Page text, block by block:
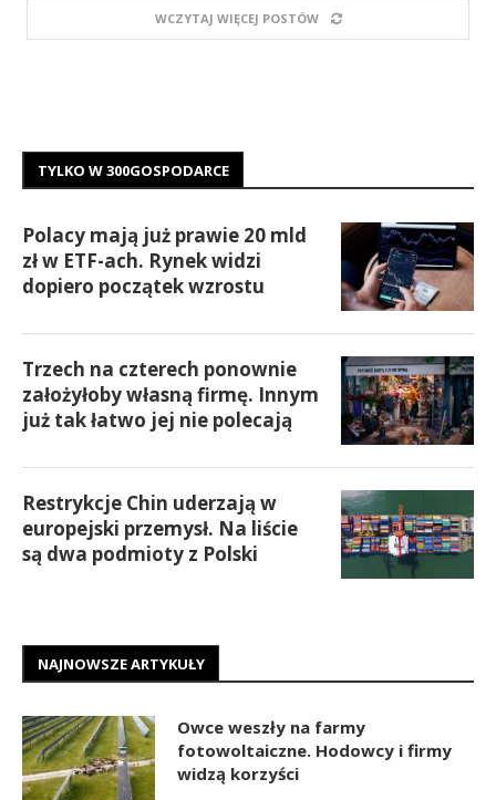
WCZYTAJ WIĘCEJ POSTÓW
TYLKO W 300GOSPODARCE
Polacy mają już prawie 20 mld
zł w ETF-ach. Rynek widzi
dopiero początek wzrostu
Trzech na czterech ponownie
założyłoby własną firmę. Innym
już tak łatwo jej nie polecają
Restrykcje Chin uderzają w
europejski przemysł. Na liście
są dwa podmioty z Polski
NAJNOWSZE ARTYKUŁY
Owce weszły na farmy
fotowoltaiczne. Hodowcy i firmy
widzą korzyści